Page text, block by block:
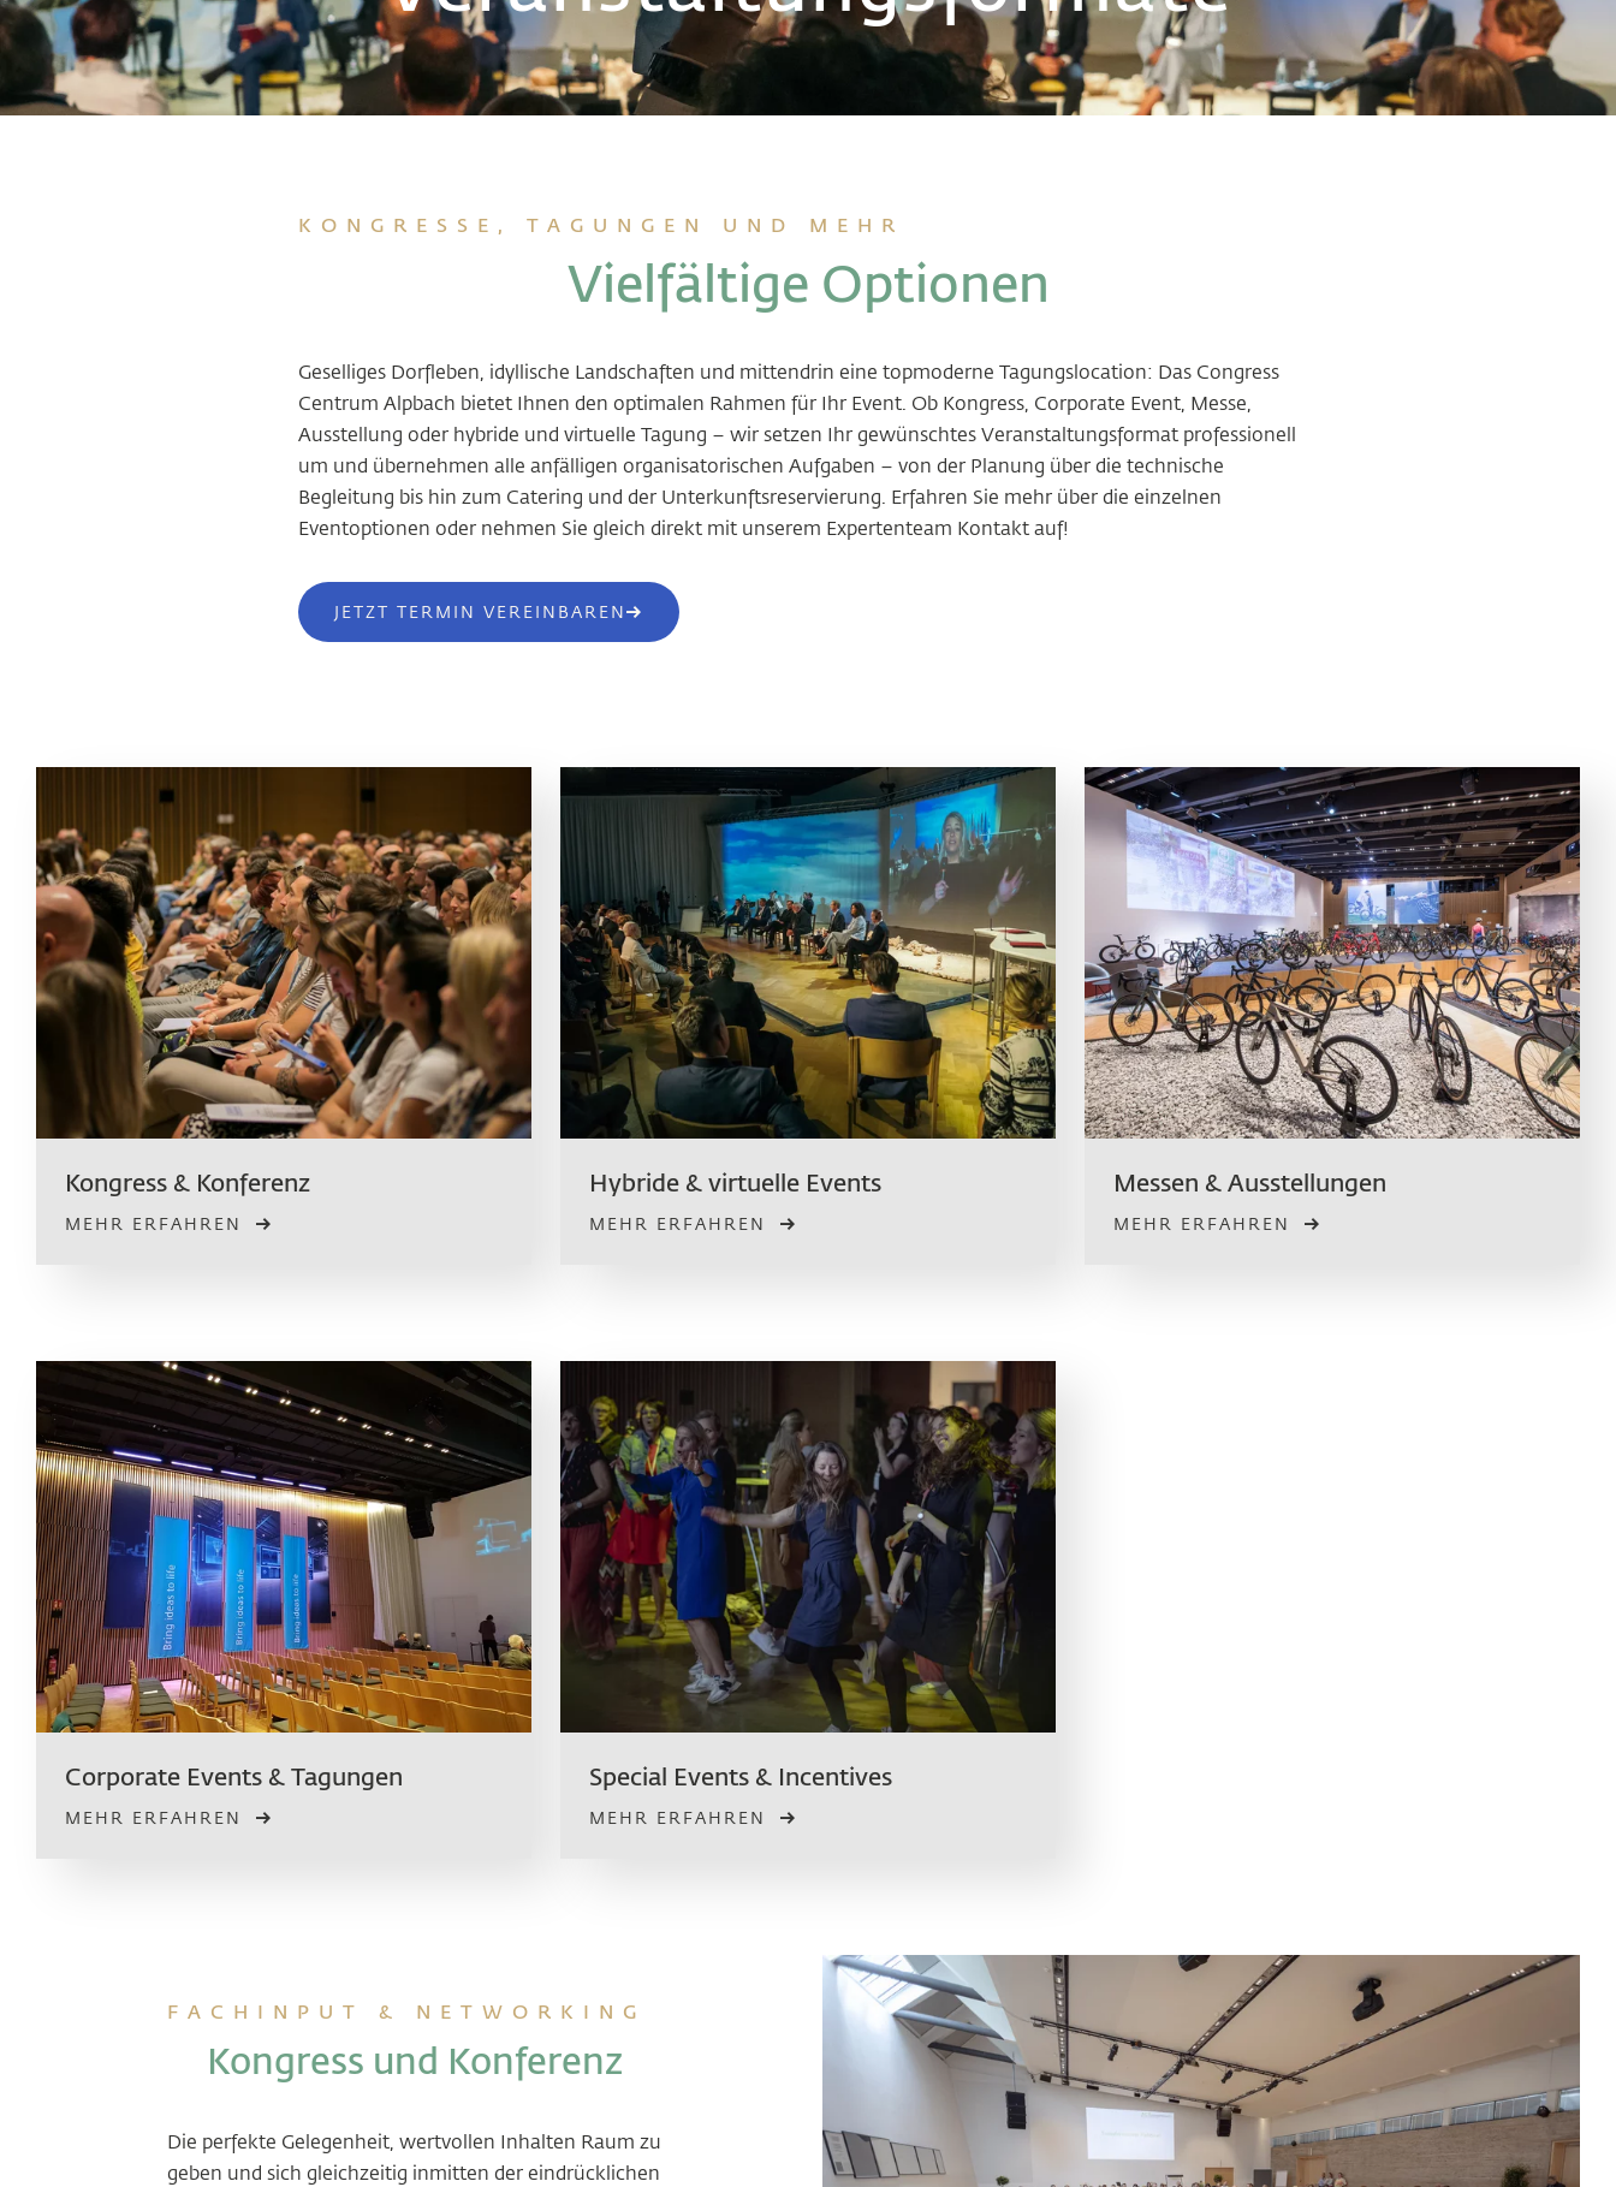
KONGRESSE, TAGUNGEN UND MEHR
Vielfältige Optionen
Geselliges Dorfleben, idyllische Landschaften und mittendrin eine topmoderne Tagungslocation: Das Congress
Centrum Alpbach bietet Ihnen den optimalen Rahmen für Ihr Event. Ob Kongress, Corporate Event, Messe,
Ausstellung oder hybride und virtuelle Tagung – wir setzen Ihr gewünschtes Veranstaltungsformat professionell
um und übernehmen alle anfälligen organisatorischen Aufgaben – von der Planung über die technische
Begleitung bis hin zum Catering und der Unterkunftsreservierung. Erfahren Sie mehr über die einzelnen
Eventoptionen oder nehmen Sie gleich direkt mit unserem Expertenteam Kontakt auf!
JETZT TERMIN VEREINBAREN
Kongress & Konferenz
MEHR ERFAHREN
Hybride & virtuelle Events
MEHR ERFAHREN
Messen & Ausstellungen
MEHR ERFAHREN
Corporate Events & Tagungen
MEHR ERFAHREN
Special Events & Incentives
MEHR ERFAHREN
FACHINPUT & NETWORKING
Kongress und Konferenz
Die perfekte Gelegenheit, wertvollen Inhalten Raum zu
geben und sich gleichzeitig inmitten der eindrücklichen